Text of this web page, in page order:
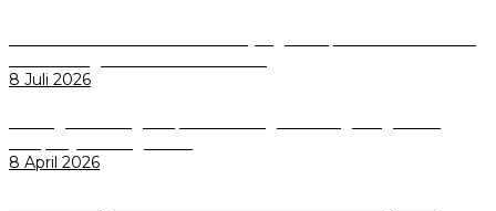
8 Juli 2026
8 April 2026